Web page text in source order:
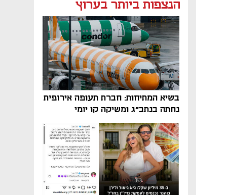
הנצפות ביותר בערוץ
בשיא המתיחות: חברת תעופה אירופית
נחתה בנתב"ג ומשיקה קו יומי